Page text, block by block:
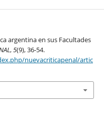
argentina en sus Facultades
,5(9), 36-54.
nuevacriticapenal/artic